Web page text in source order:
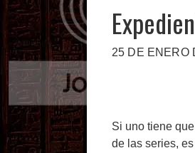
25 DE ENERO
Si uno tiene
de las series,